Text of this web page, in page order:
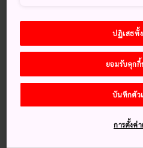
สวนแห่งนี้เป็นสถานที่จัดเทศกา
ซึ่งดึงดูดผู้เข้าชมนับแสนคน
สวนมีพื้นที่มากกว่า 160 เฮกตา
โดยได้สร้างขึ้นเพื่อเฉลิมฉลอง
ปฏิเสธทั้
ยอมรับคุก
บันทึกตัว
การตั้งค่